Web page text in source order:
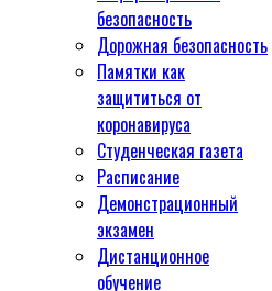
безопасность
Дорожная безопасность
Памятки как
защититься от
коронавируса
Студенческая газета
Расписание
Демонстрационный
экзамен
Дистанционное
обучение